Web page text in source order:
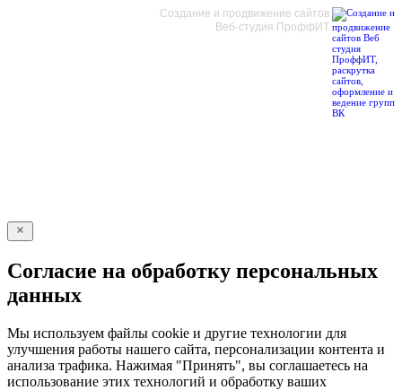
Создание и продвижение сайтов
Веб-студия ПроффИТ
Оставьте свои контактные данные и наш оператор свяжется с
Согласие на обработку персональных
данных
Мы используем файлы cookie и другие технологии для
улучшения работы нашего сайта, персонализации контента и
анализа трафика. Нажимая "Принять", вы соглашаетесь на
использование этих технологий и обработку ваших